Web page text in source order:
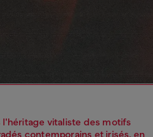
l'héritage vitaliste des motifs
contemporains et irisés, en